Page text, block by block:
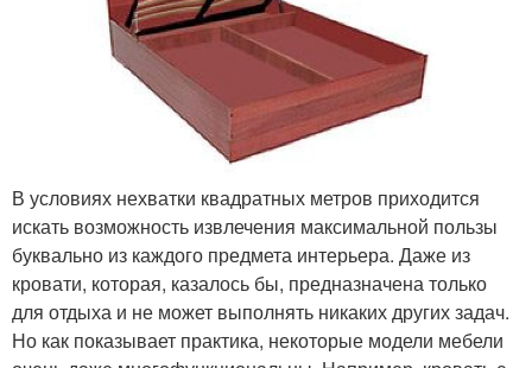
В условиях нехватки квадратных метров приходится
искать возможность извлечения максимальной пользы
буквально из каждого предмета интерьера. Даже из
кровати, которая, казалось бы, предназначена только
для отдыха и не может выполнять никаких других задач.
Но как показывает практика, некоторые модели мебели